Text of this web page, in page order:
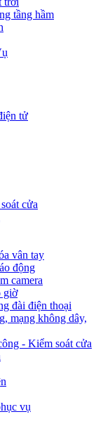
tầng hầm
tử
cửa
vân tay
động
camera
giờ
đài điện thoại
mạng không dây,
- Kiểm soát cửa
vụ